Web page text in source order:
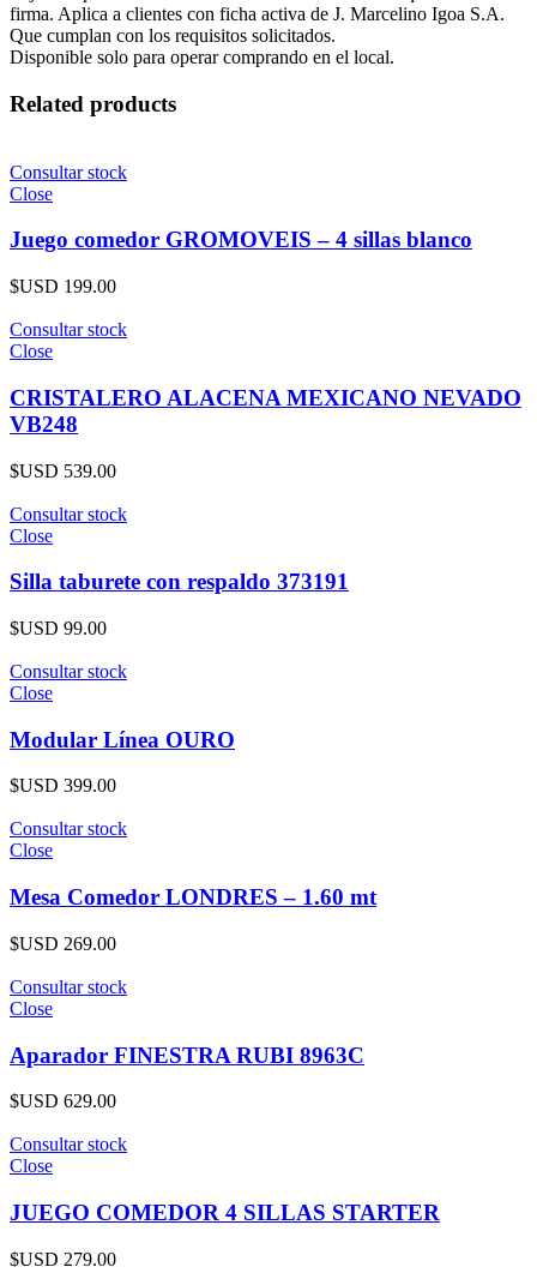
firma. Aplica a clientes con ficha activa de J. Marcelino Igoa S.A.
Que cumplan con los requisitos solicitados.
Disponible solo para operar comprando en el local.
Related products
Consultar stock
Close
Juego comedor GROMOVEIS – 4 sillas blanco
$USD 199.00
Consultar stock
Close
CRISTALERO ALACENA MEXICANO NEVADO
VB248
$USD 539.00
Consultar stock
Close
Silla taburete con respaldo 373191
$USD 99.00
Consultar stock
Close
Modular Línea OURO
$USD 399.00
Consultar stock
Close
Mesa Comedor LONDRES – 1.60 mt
$USD 269.00
Consultar stock
Close
Aparador FINESTRA RUBI 8963C
$USD 629.00
Consultar stock
Close
JUEGO COMEDOR 4 SILLAS STARTER
$USD 279.00